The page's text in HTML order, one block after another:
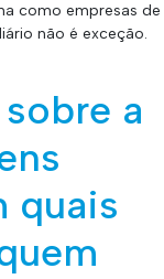
como empresas de
não é exceção.
a
quais